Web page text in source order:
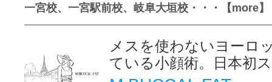
一宮校、一宮駅前校、岐阜大垣校・・・【more】
メスを使わないヨーロ
ている小顔術。日本初